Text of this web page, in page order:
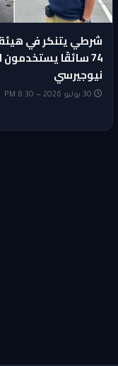
شرطي يتنكر في
74 سائقًا
نيوجيرسي